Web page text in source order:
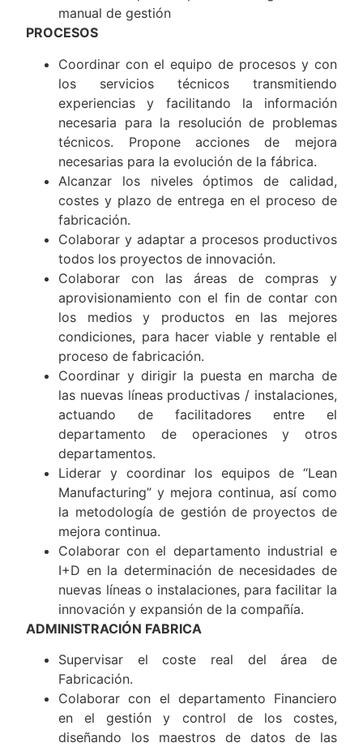
diferentes departamentos
Y todas aquellas posibles asignadas en
PROCESOS
Coordinar con el equipo de procesos y con
los servicios técnicos transmitiendo
experiencias y facilitando la información
necesaria para la resolución de problemas
técnicos. Propone acciones de mejora
necesarias para la evolución de la fábrica.
Alcanzar los niveles óptimos de calidad,
costes y plazo de entrega en el proceso de
fabricación.
Colaborar y adaptar a procesos productivos
todos los proyectos de innovación.
Colaborar con las áreas de compras y
aprovisionamiento con el fin de contar con
los medios y productos en las mejores
condiciones, para hacer viable y rentable el
proceso de fabricación.
Coordinar y dirigir la puesta en marcha de
las nuevas líneas productivas / instalaciones,
actuando de facilitadores entre el
departamento de operaciones y otros
departamentos.
Liderar y coordinar los equipos de “Lean
Manufacturing” y mejora continua, así como
la metodología de gestión de proyectos de
mejora continua.
Colaborar con el departamento industrial e
I+D en la determinación de necesidades de
nuevas líneas o instalaciones, para facilitar la
ADMINISTRACIÓN FABRICA
Supervisar el coste real del área de
Fabricación.
Colaborar con el departamento Financiero